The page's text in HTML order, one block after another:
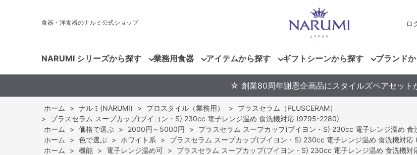
食器・洋食器のナルミ公式ショップ ロ
NARUMI シリーズから探す 業務用食器 アイテムから探す ギフトシーンから探す ブランド
☆ 創業80周年謝恩企画品にスタイルズペアセッ
ホーム > ナルミ(NARUMI) > プロスタイル（業務用） >
プラスセラム（PLUSCERAM）
>
プラスセラム スープカップ(ブイヨン・S) 230cc 電子レンジ温め 食洗機対応 (9795-2280)
ホーム
> 価格で選ぶ > 2000円～5000円 >
プラスセラム スープカップ(ブイヨン・S) 230cc 電子レンジ温め
ホーム
> 色で選ぶ > ホワイト系 >
プラスセラム スープカップ(ブイヨン・S) 230cc 電子レンジ温め 食洗機対
ホーム
> 機能 > 電子レンジ温め可 >
プラスセラム スープカップ(ブイヨン・S) 230cc 電子レンジ温め 食洗機